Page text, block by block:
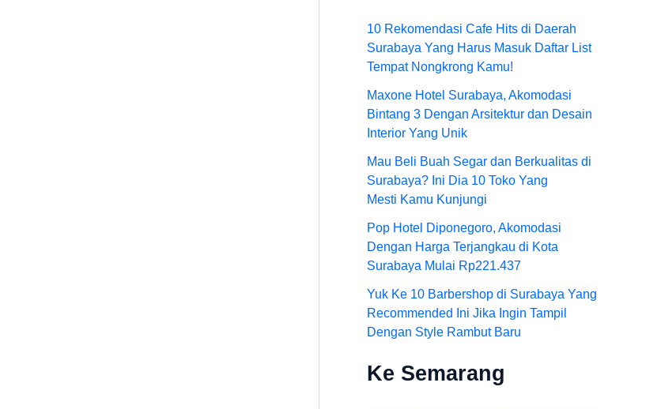
10 Rekomendasi Cafe Hits di Daerah
Surabaya Yang Harus Masuk Daftar List
Tempat Nongkrong Kamu!
Maxone Hotel Surabaya, Akomodasi
Bintang 3 Dengan Arsitektur dan Desain
Interior Yang Unik
Mau Beli Buah Segar dan Berkualitas di
Surabaya? Ini Dia 10 Toko Yang
Mesti Kamu Kunjungi
Pop Hotel Diponegoro, Akomodasi
Dengan Harga Terjangkau di Kota
Surabaya Mulai Rp221.437
Yuk Ke 10 Barbershop di Surabaya Yang
Recommended Ini Jika Ingin Tampil
Dengan Style Rambut Baru
Ke Semarang